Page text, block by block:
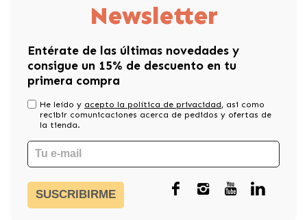
Newsletter
Entérate de las últimas novedades y
consigue un 15% de descuento en tu
primera compra
He leído y acepto la política de privacidad, asi como
recibir comunicaciones acerca de pedidos y ofertas de
la tienda.
SUSCRIBIRME